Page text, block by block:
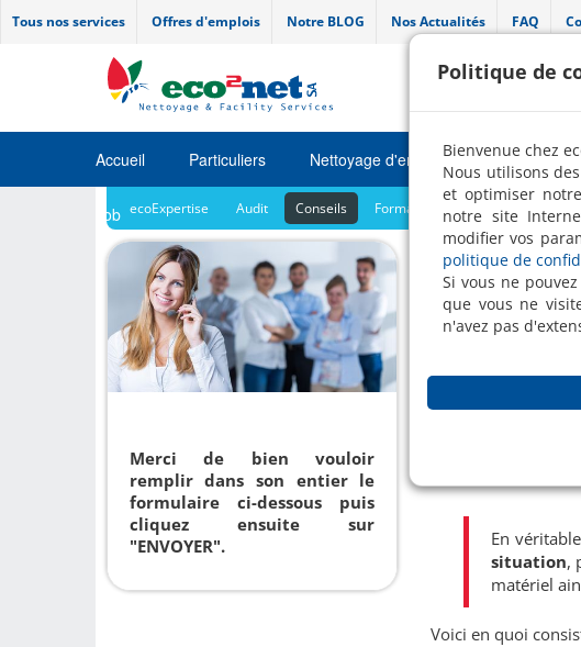
Tous nos services Offres d'emplois Notre BLOG Nos Actualités FAQ
Accueil Particuliers Nettoyage d'entretien Robots de
Job ecoExpertise Audit Conseils Formation
Merci de bien vouloir
remplir dans son entier le
formulaire ci-dessous puis
cliquez ensuite sur
"ENVOYER".
Conseils
Nos spécialistes
En
situation,
matériel
Voici en quoi
Politique de
Bienvenue chez
Nous utilisons
et optimiser
notre site
modifier vos
politique de
Si vous ne
que vous ne
n'avez pas